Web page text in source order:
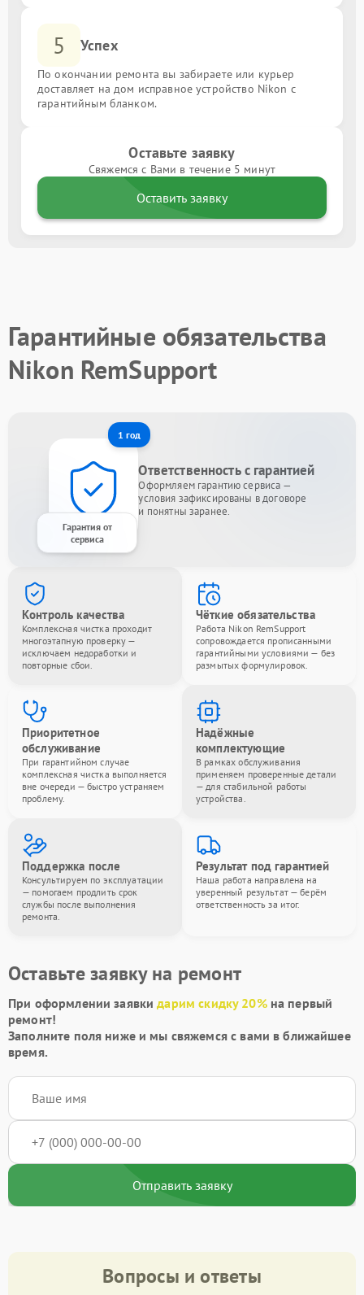
5 Успех
По окончании ремонта вы забираете или курьер
доставляет на дом исправное устройство Nikon с
гарантийным бланком.
Оставьте заявку
Свяжемся с Вами в течение 5 минут
Оставить заявку
Гарантийные обязательства
Nikon RemSupport
1 год
Гарантия от
сервиса
Ответственность с гарантией
Оформляем гарантию сервиса —
условия зафиксированы в договоре
и понятны заранее.
Контроль качества
Комплексная чистка проходит
многоэтапную проверку —
исключаем недоработки и
повторные сбои.
Чёткие обязательства
Работа Nikon RemSupport
сопровождается прописанными
гарантийными условиями — без
размытых формулировок.
Приоритетное
обслуживание
При гарантийном случае
комплексная чистка выполняется
вне очереди — быстро устраняем
проблему.
Надёжные
комплектующие
В рамках обслуживания
применяем проверенные детали
— для стабильной работы
устройства.
Поддержка после
Консультируем по эксплуатации
— помогаем продлить срок
службы после выполнения
ремонта.
Результат под гарантией
Наша работа направлена на
уверенный результат — берём
ответственность за итог.
Оставьте заявку на ремонт
При оформлении заявкидарим скидку 20%на первый
ремонт!
Заполните поля ниже и мы свяжемся с вами в ближайшее
время.
Отправить заявку
Вопросы и ответы